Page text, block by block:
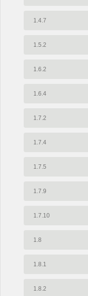
1.4.7
1.5.2
1.6.2
1.6.4
1.7.2
1.7.4
1.7.5
1.7.9
1.7.10
1.8
1.8.1
1.8.2